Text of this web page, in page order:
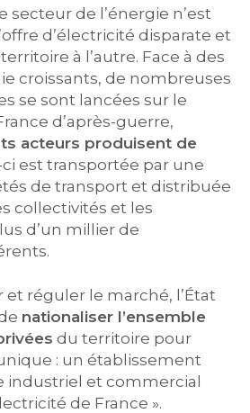
secteur de l’énergie n’est
d’électricité disparate et
à l’autre. Face à des
croissants, de nombreuses
se sont lancées sur le
d’après-guerre,
acteurs produisent de
ci est transportée par une
de transport et distribuée
collectivités et les
d’un millier de
réguler le marché, l’État
nationaliser l’ensemble
du territoire pour
: un établissement
industriel et commercial
de France ».